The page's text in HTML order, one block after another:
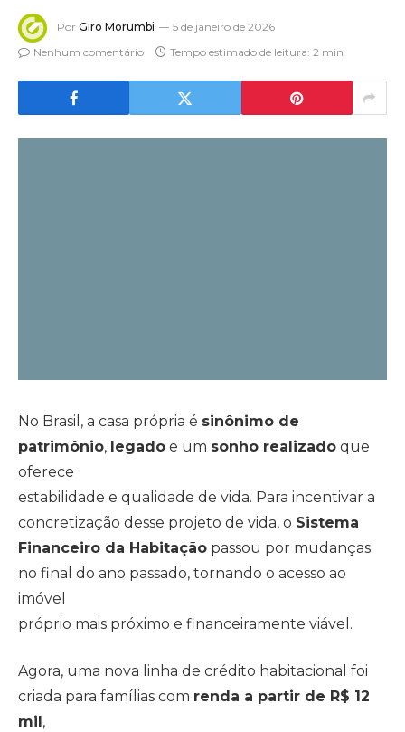
Por Giro Morumbi
5 de janeiro de 2026
Nenhum comentário
Tempo estimado de leitura: 2 min
No Brasil, a casa própria é sinônimo de
patrimônio, legado e um sonho realizado que
oferece
estabilidade e qualidade de vida. Para incentivar a
concretização desse projeto de vida, o Sistema
Financeiro da Habitação passou por mudanças
no final do ano passado, tornando o acesso ao
imóvel
próprio mais próximo e financeiramente viável.
Agora, uma nova linha de crédito habitacional foi
criada para famílias com renda a partir de R$ 12
mil ,